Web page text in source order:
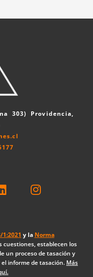
303) Providencia,
i
d
i
n
n
g
r
a
y la Norma
cuestiones, establecen los
un proceso de tasación y
informe de tasación. Más